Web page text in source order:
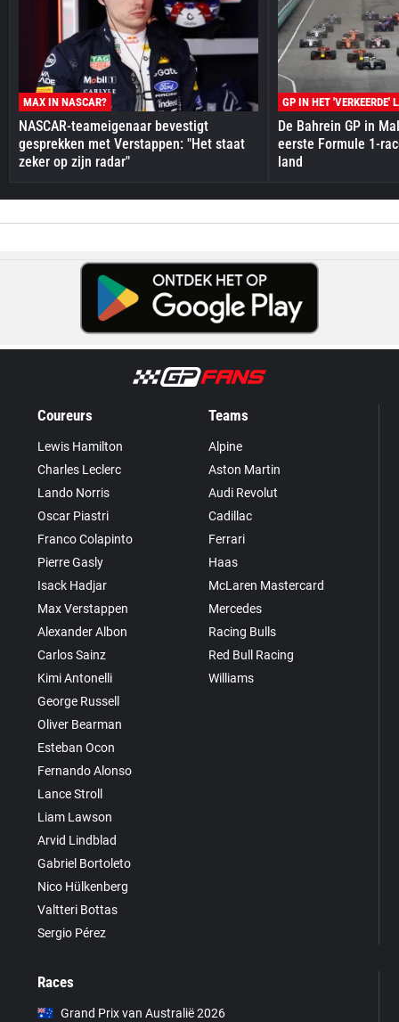
MAX IN NASCAR?
NASCAR-teameigenaar bevestigt
gesprekken met Verstappen: "Het staat
zeker op zijn radar"
GP IN HET 'VERKEERDE'
De Bahrein GP in
eerste Formule 1-
land
Coureurs
Lewis Hamilton
Charles Leclerc
Lando Norris
Oscar Piastri
Franco Colapinto
Pierre Gasly
Isack Hadjar
Max Verstappen
Alexander Albon
Carlos Sainz
Kimi Antonelli
George Russell
Oliver Bearman
Esteban Ocon
Fernando Alonso
Lance Stroll
Liam Lawson
Arvid Lindblad
Gabriel Bortoleto
Nico Hülkenberg
Valtteri Bottas
Sergio Pérez
Teams
Alpine
Aston Martin
Audi Revolut
Cadillac
Ferrari
Haas
McLaren Mastercard
Mercedes
Racing Bulls
Red Bull Racing
Williams
Races
Grand Prix van Australië 2026